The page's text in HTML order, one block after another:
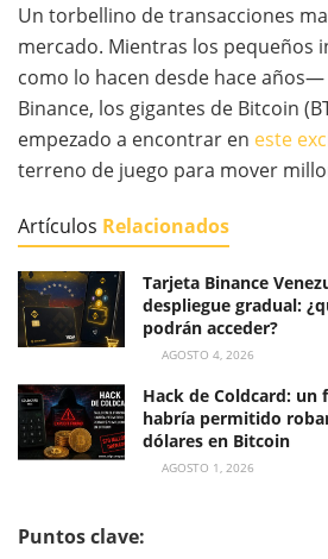
Un torbellino de transacciones
mercado. Mientras los pequeños
como lo hacen desde hace años—
Binance, los gigantes de Bitcoin
empezado a encontrar en este
terreno de juego para mover
Artículos Relacionados
Tarjeta Binance
despliegue gradual:
podrán acceder?
AGOSTO 4, 2026
Hack de Coldcard: un
habría permitido
dólares en Bitcoin
AGOSTO 1, 2026
Puntos clave: